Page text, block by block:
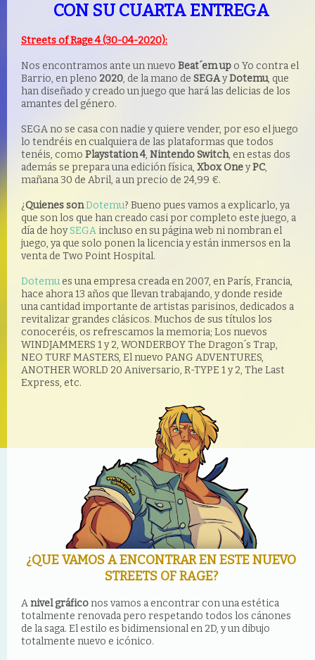
CON SU CUARTA ENTREGA
Streets of Rage 4 (30-04-2020):
Nos encontramos ante un nuevo Beat´em up o Yo contra el
Barrio, en pleno 2020, de la mano de SEGAyDotemu, que
han diseñado y creado un juego que hará las delicias de los
amantes del género.
SEGA no se casa con nadie y quiere vender, por eso el juego
lo tendréis en cualquiera de las plataformas que todos
tenéis, como Playstation 4, Nintendo Switch, en estas dos
además se prepara una edición física, Xbox OneyPC,
mañana 30 de Abril, a un precio de 24,99 €.
¿Quienes sonDotemu? Bueno pues vamos a explicarlo, ya
que son los que han creado casi por completo este juego, a
día de hoySEGA incluso en su página web ni nombran el
juego, ya que solo ponen la licencia y están inmersos en la
venta de Two Point Hospital.
Dotemu es una empresa creada en 2007, enParís, Francia,
hace ahora 13 años que llevan trabajando, y donde reside
una cantidad importante de artistas parisinos, dedicados a
revitalizar grandes clásicos. Muchos de sus títulos los
conoceréis, os refrescamos la memoria; Los nuevos
WINDJAMMERS 1 y 2, WONDERBOY The Dragon´s Trap,
NEO TURF MASTERS, El nuevo PANG ADVENTURES,
ANOTHER WORLD 20 Aniversario, R-TYPE 1 y 2, The Last
Express, etc.
¿QUE VAMOS A ENCONTRAR EN ESTE NUEVO
STREETS OF RAGE?
Anivel gráficonos vamos a encontrar con una estética
totalmente renovada pero respetando todos los cánones
de la saga. El estilo es bidimensional en 2D, y un dibujo
totalmente nuevo e icónico.